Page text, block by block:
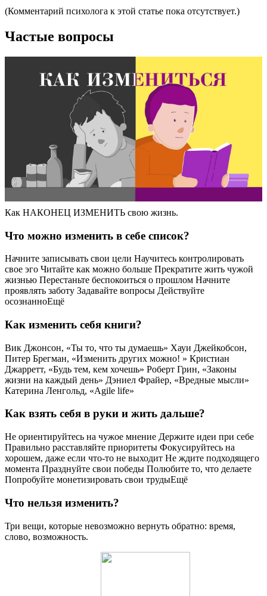
(Комментарий психолога к этой статье пока отсутствует.)
Частые вопросы
Как НАКОНЕЦ ИЗМЕНИТЬ свою жизнь.
Что можно изменить в себе список?
Начните записывать свои цели Научитесь контролировать
свое эго Читайте как можно больше Прекратите жить чужой
жизнью Перестаньте беспокоиться о прошлом Начните
проявлять заботу Задавайте вопросы Действуйте
осознанноЕщё
Как изменить себя книги?
Вик Джонсон, «Ты то, что ты думаешь» Хауи Джейкобсон,
Питер Брегман, «Изменить других можно! » Кристиан
Джарретт, «Будь тем, кем хочешь» Роберт Грин, «Законы
жизни на каждый день» Дэниел Фрайер, «Вредные мысли»
Катерина Ленгольд, «Agile life»
Как взять себя в руки и жить дальше?
Не ориентируйтесь на чужое мнение Держите идеи при себе
Правильно расставляйте приоритеты Фокусируйтесь на
хорошем, даже если что-то не выходит Не ждите подходящего
момента Празднуйте свои победы Полюбите то, что делаете
Попробуйте монетизировать свои трудыЕщё
Что нельзя изменить?
Три вещи, которые невозможно вернуть обратно: время,
слово, возможность.